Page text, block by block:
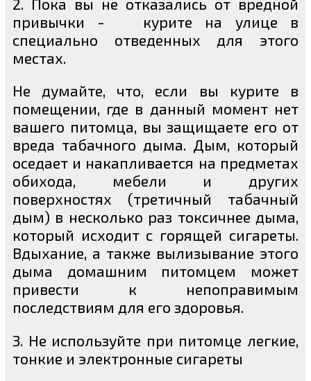
привычки - курите на улице в
специально отведенных для этого
местах.
Не думайте, что, если вы курите в
помещении, где в данный момент нет
вашего питомца, вы защищаете его от
вреда табачного дыма. Дым, который
оседает и накапливается на предметах
обихода, мебели и других
поверхностях (третичный табачный
дым) в несколько раз токсичнее дыма,
который исходит с горящей сигареты.
Вдыхание, а также вылизывание этого
дыма домашним питомцем может
привести к непоправимым
последствиям для его здоровья.
3. Не используйте при питомце легкие,
тонкие и электронные сигареты